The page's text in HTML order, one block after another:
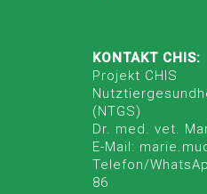
KONTAKT CHIS:
Projekt CHIS
(NTGS)
Dr. med. vet.
E-Mail:
Telefon/
86